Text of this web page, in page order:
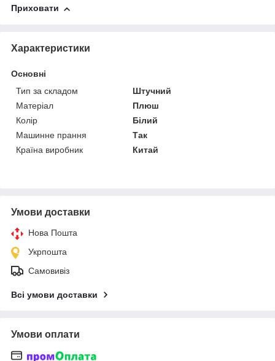
Приховати
Характеристики
Основні
Тип за складом
Штучний
Матеріал
Плюш
Колір
Білий
Машинне прання
Так
Країна виробник
Китай
Умови доставки
Нова Пошта
Укрпошта
Самовивіз
Всі умови доставки
Умови оплати